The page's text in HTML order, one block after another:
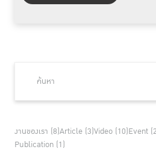
งานของเรา (8)Article (3)Video (10)Event
Publication (1)